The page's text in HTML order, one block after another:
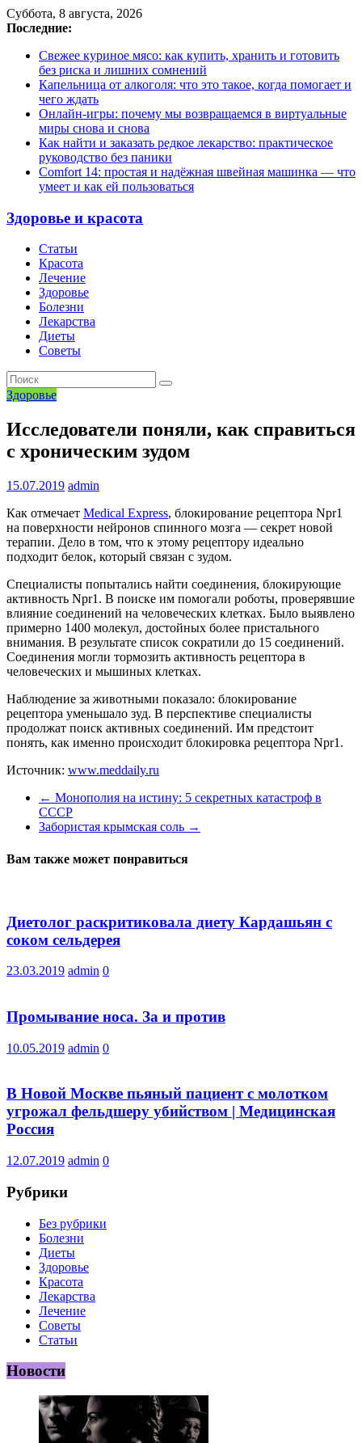
Суббота, 8 августа, 2026
Последние:
Свежее куриное мясо: как купить, хранить и готовить
без риска и лишних сомнений
Капельница от алкоголя: что это такое, когда помогает и
чего ждать
Онлайн-игры: почему мы возвращаемся в виртуальные
миры снова и снова
Как найти и заказать редкое лекарство: практическое
руководство без паники
Comfort 14: простая и надёжная швейная машинка — что
умеет и как ей пользоваться
Здоровье и красота
Статьи
Красота
Лечение
Здоровье
Болезни
Лекарства
Диеты
Советы
Здоровье
Исследователи поняли, как справиться
с хроническим зудом
15.07.2019 admin
Как отмечает Medical Express, блокирование рецептора Npr1
на поверхности нейронов спинного мозга — секрет новой
терапии. Дело в том, что к этому рецептору идеально
подходит белок, который связан с зудом.
Специалисты попытались найти соединения, блокирующие
активность Npr1. В поиске им помогали роботы, проверявшие
влияние соединений на человеческих клетках. Было выявлено
примерно 1400 молекул, достойных более пристального
внимания. В результате список сократили до 15 соединений.
Соединения могли тормозить активность рецептора в
человеческих и мышиных клетках.
Наблюдение за животными показало: блокирование
рецептора уменьшало зуд. В перспективе специалисты
продолжат поиск активных соединений. Им предстоит
понять, как именно происходит блокировка рецептора Npr1.
Источник: www.meddaily.ru
← Монополия на истину: 5 секретных катастроф в
СССР
Забористая крымская соль →
Вам также может понравиться
Диетолог раскритиковала диету Кардашьян с
соком сельдерея
23.03.2019 admin 0
Промывание носа. За и против
10.05.2019 admin 0
В Новой Москве пьяный пациент с молотком
угрожал фельдшеру убийством | Медицинская
Россия
12.07.2019 admin 0
Рубрики
Без рубрики
Болезни
Диеты
Здоровье
Красота
Лекарства
Лечение
Советы
Статьи
Новости